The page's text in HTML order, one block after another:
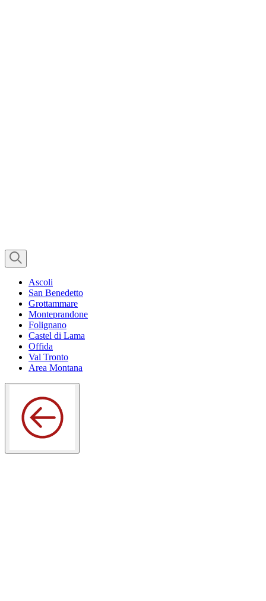
Ascoli
San Benedetto
Grottammare
Monteprandone
Folignano
Castel di Lama
Offida
Val Tronto
Area Montana